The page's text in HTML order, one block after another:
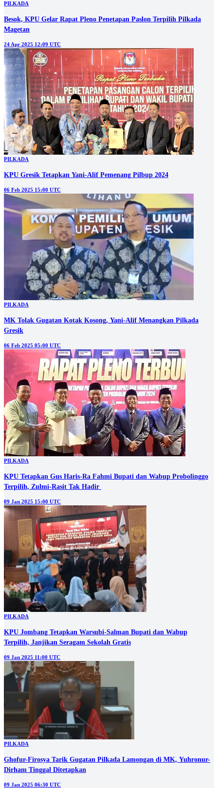
PILKADA
Besok, KPU Gelar Rapat Pleno Penetapan Paslon Terpilih Pilkada
Magetan
24 Apr 2025 12:09 UTC
PILKADA
KPU Gresik Tetapkan Yani-Alif Pemenang Pilbup 2024
06 Feb 2025 15:00 UTC
PILKADA
MK Tolak Gugatan Kotak Kosong, Yani-Alif Menangkan Pilkada
Gresik
06 Feb 2025 05:00 UTC
PILKADA
KPU Tetapkan Gus Haris-Ra Fahmi Bupati dan Wabup Probolinggo
Terpilih, Zulmi-Rasit Tak Hadir
09 Jan 2025 15:00 UTC
PILKADA
KPU Jombang Tetapkan Warsubi-Salman Bupati dan Wabup
Terpilih, Janjikan Seragam Sekolah Gratis
09 Jan 2025 11:00 UTC
PILKADA
Ghofur-Firosya Tarik Gugatan Pilkada Lamongan di MK, Yuhronur-
Dirham Tinggal Ditetapkan
09 Jan 2025 06:30 UTC